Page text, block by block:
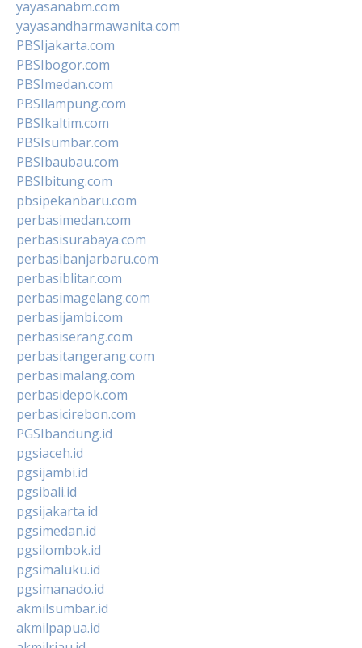
yayasanabm.com
yayasandharmawanita.com
PBSIjakarta.com
PBSIbogor.com
PBSImedan.com
PBSIlampung.com
PBSIkaltim.com
PBSIsumbar.com
PBSIbaubau.com
PBSIbitung.com
pbsipekanbaru.com
perbasimedan.com
perbasisurabaya.com
perbasibanjarbaru.com
perbasiblitar.com
perbasimagelang.com
perbasijambi.com
perbasiserang.com
perbasitangerang.com
perbasimalang.com
perbasidepok.com
perbasicirebon.com
PGSIbandung.id
pgsiaceh.id
pgsijambi.id
pgsibali.id
pgsijakarta.id
pgsimedan.id
pgsilombok.id
pgsimaluku.id
pgsimanado.id
akmilsumbar.id
akmilpapua.id